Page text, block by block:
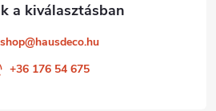
shop@hausdeco.hu
+36 176 54 675